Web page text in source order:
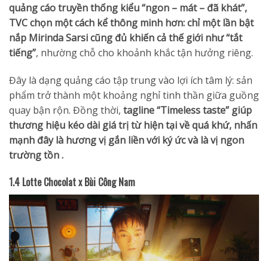
quảng cáo truyền thống kiểu “ngon – mát – đã khát”,
TVC chọn một cách kể thông minh hơn: chỉ một lần bật
nắp Mirinda Sarsi cũng đủ khiến cả thế giới như “tắt
tiếng”, nhường chỗ cho khoảnh khắc tận hưởng riêng.
Đây là dạng quảng cáo tập trung vào lợi ích tâm lý: sản
phẩm trở thành một khoảng nghỉ tinh thần giữa guồng
quay bận rộn. Đồng thời, tagline “Timeless taste” giúp
thương hiệu kéo dài giá trị từ hiện tại về quá khứ, nhấn
mạnh đây là hương vị gắn liền với ký ức và là vị ngon
trường tồn .
1.4 Lotte Chocolat x Bùi Công Nam